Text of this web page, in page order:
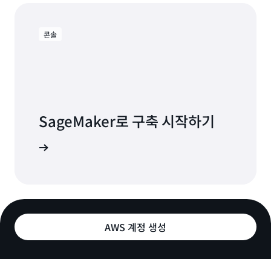
콘솔
SageMaker로 구축 시작하기
AWS 계정 생성